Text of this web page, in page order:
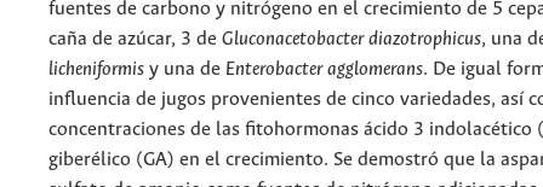
fuentes de carbono y nitrógeno en el crecimiento de 5
caña de azúcar, 3 de Gluconacetobacter diazotrophicus, una
licheniformis y una de Enterobacter agglomerans. De igual
influencia de jugos provenientes de cinco variedades, así
concentraciones de las fitohormonas ácido 3 indolacético
giberélico (GA) en el crecimiento. Se demostró que la